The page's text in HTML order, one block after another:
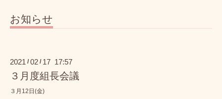
お知らせ
2021 / 02 / 17 17:57
３月度組長会議
３月12日(金)